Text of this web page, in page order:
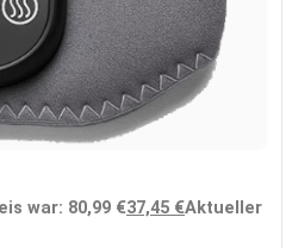
war: 80,99 €37,45 €Aktueller